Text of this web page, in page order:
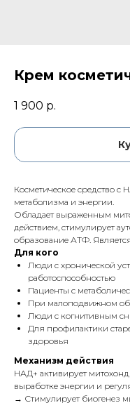
Крем
1 900 р.
Косметическое средство
метаболизма и энергии.
Обладает выраженным
действием, стимулирует
образование АТФ.
Для кого
Люди с хронической
работоспособностью
Пациенты с
При малоподвижном
Люди с когнитивным
Для профилактики
здоровья
Механизм действия
НАД+ активирует
выработке энергии и
→ Стимулирует биогенез